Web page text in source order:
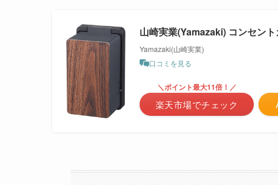
山崎実業(Yamazaki) コンセン
Yamazaki(山崎実業)
口コミを見る
＼ポイント最大11倍！／
楽天市場でチェック